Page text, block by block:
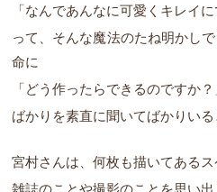
「なんであんなに可愛くキレイ
って、そんな魔法のたね明かし
命に
「どう作ったらできるのですか？
ばかりを素直に聞いてばかりいる
宮村さんは、何枚も描いてあるス